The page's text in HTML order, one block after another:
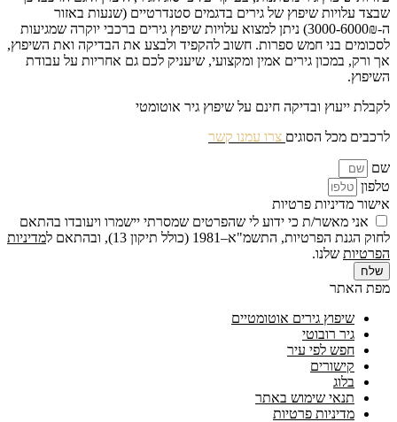
שבצד עלויות שיפוץ של גירים בדגמים סטנדרטיים (שנעות באזור
ה-3000-6000₪) ניתן למצוא עלויות שיפוץ גירים ברכבי יוקרה שמגיעות
לסכומים בני חמש ספרות. חשוב להקפיד ולבצע את הבדיקה ואת השיפוץ,
אך ורק, במכון גירים אמין ומקצועי, שיעניק לכם גם אחריות על עבודת
השיפוץ.
לקבלת ייעוץ ובדיקה חינם על שיפוץ גיר אוטומטי
לרכבים מכל הסוגים צרו עמנו קשר
שם
טלפון
אישור מדיניות פרטיות
אני מאשר/ת כי ידוע לי שהפרטים שמסרתי יישמרו ויעובדו בהתאם
לחוק הגנת הפרטיות, התשמ"א–1981 (כולל תיקון 13), ובהתאם ל
מדיניות
הפרטיות שלנו.
שלח
מפת האתר
שיפוץ גירים אוטומטיים
גיר רובוטי
חפש לפי עיר
קישורים
בלוג
תנאי שימוש באתר
מדיניות פרטיות